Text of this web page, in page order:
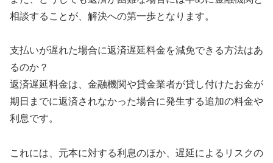
相談することが、解決への第一歩となります。
支払いが遅れた場合に返済遅延料金を減免できる方法はあ
るのか？
返済遅延料金は、金融機関や貸金業者が貸し付けたお金が
期日までに返済されなかった場合に発生する追加の料金や
利息です。
これには、元本に対する利息のほか、遅延によるリスクの